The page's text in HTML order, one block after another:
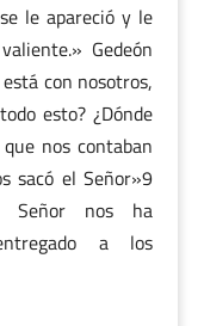
le apareció y le
Gedeón
con nosotros,
esto? ¿Dónde
nos contaban
sacó el Señor»9
Señor nos ha
a los